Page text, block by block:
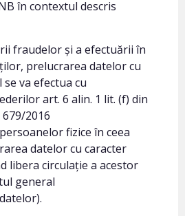
în contextul descris
fraudelor și a efectuării în
prelucrarea datelor cu
va efectua cu
art. 6 alin. 1 lit. (f) din
2016
fizice în ceea
datelor cu caracter
libera circulație a acestor
general